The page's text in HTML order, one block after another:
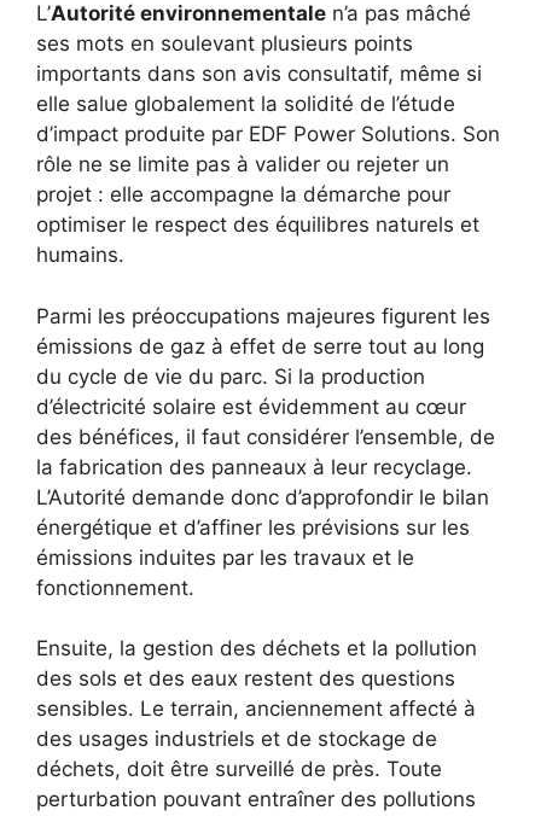
L’Autorité environnementale n’a pas mâché
ses mots en soulevant plusieurs points
importants dans son avis consultatif, même si
elle salue globalement la solidité de l’étude
d’impact produite par EDF Power Solutions. Son
rôle ne se limite pas à valider ou rejeter un
projet : elle accompagne la démarche pour
optimiser le respect des équilibres naturels et
humains.
Parmi les préoccupations majeures figurent les
émissions de gaz à effet de serre tout au long
du cycle de vie du parc. Si la production
d’électricité solaire est évidemment au cœur
des bénéfices, il faut considérer l’ensemble, de
la fabrication des panneaux à leur recyclage.
L’Autorité demande donc d’approfondir le bilan
énergétique et d’affiner les prévisions sur les
émissions induites par les travaux et le
fonctionnement.
Ensuite, la gestion des déchets et la pollution
des sols et des eaux restent des questions
sensibles. Le terrain, anciennement affecté à
des usages industriels et de stockage de
déchets, doit être surveillé de près. Toute
perturbation pouvant entraîner des pollutions